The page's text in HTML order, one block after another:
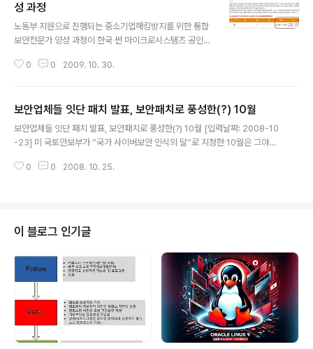
성 과정
노동부 지원으로 진행되는 중소기업해킹방지를 위한 통합
보안전문가 양성 과정이 한국 썬 마이크로시스템즈 공인
업은 예산 및 인력운용에 제약이 있기 마련입니다. 대다수
보안성이 떨어질 수 밖에 없습니다. 게다가 전문적으로 보
안인력이 분업화 되어 있기 보다는 1-2명의 전산관리자 등
이 전반적으로 업무를 수행하다 보니 보안성에 큰 구멍이
나 웹 해킹 등의 다양한 위협을 고려 하기 보다는 단순한 하
0 0 2009. 10. 30.
보안업체들 잇단 패치 발표, 보안패치로 풍성한(?) 10월
보안업체들 잇단 패치 발표, 보안패치로 풍성한(?) 10월 [입력날짜: 2008-10
-23] 미 국토안보부가 “국가 사이버보안 인식의 달”로 지정한 10월은 그야말
로소프트가 11개의 중요 보안 블러틴(Security Bulletin)을 배포한 것을 필두
한 보안취약점 11건(긴급 4, 중요 6, 보통 1)을 발표하고, 개인 및 기업 사용자들
의 업데이트를 촉구했다. 오라클은 지난 15일(현지 시..
0 0 2008. 10. 25.
이 블로그 인기글